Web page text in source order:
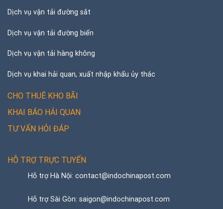
Dịch vụ vận tải đường sắt
Dịch vụ vận tải đường biển
Dịch vụ vận tải hàng không
Dịch vụ khai hải quan, xuất nhập khẩu ủy thác
CHO THUÊ KHO BÃI
KHAI BÁO HẢI QUAN
TƯ VẤN HỎI ĐÁP
HỖ TRỢ TRỰC TUYẾN
Hỗ trợ Hà Nội: contact@indochinapost.com
Hỗ trợ Sài Gòn: saigon@indochinapost.com